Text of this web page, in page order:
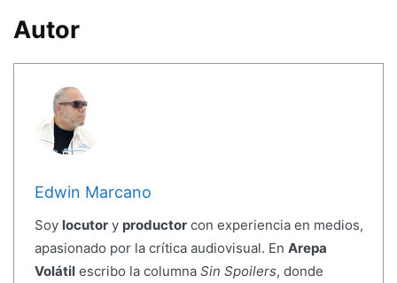
Autor
Edwin Marcano
Soy locutory productorcon experiencia en medios,
apasionado por la crítica audiovisual. En Arepa
Volátilescribo la columna Sin Spoilers, donde